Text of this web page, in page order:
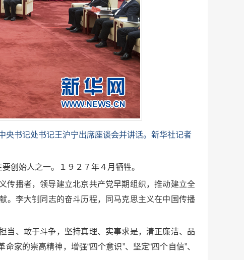
央书记处书记王沪宁出席座谈会并讲话。新华社记者
创始人之一。１９２７年４月牺牲。
传播者，领导建立北京共产党早期组织，推动建立全
。李大钊同志的奋斗历程，同马克思主义在中国传播
当、敢于斗争，坚持真理、实事求是，清正廉洁、品
的崇高精神，增强“四个意识”、坚定“四个自信”、